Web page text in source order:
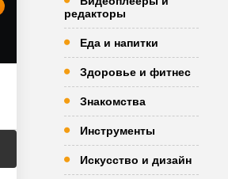
редакторы
Еда и напитки
Здоровье и фитнес
Знакомства
Инструменты
Искусство и дизайн